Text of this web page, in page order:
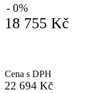
- 0%
18 755 Kč
Cena s DPH
22 694 Kč